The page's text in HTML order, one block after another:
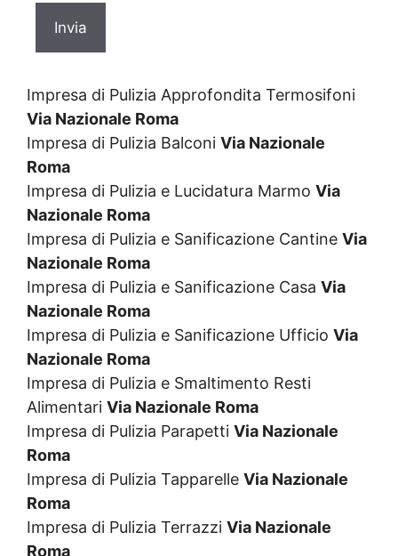
Impresa di Pulizia Approfondita Termosifoni
Via Nazionale Roma
Impresa di Pulizia Balconi Via Nazionale
Roma
Impresa di Pulizia e Lucidatura Marmo Via
Nazionale Roma
Impresa di Pulizia e Sanificazione Cantine Via
Nazionale Roma
Impresa di Pulizia e Sanificazione Casa Via
Nazionale Roma
Impresa di Pulizia e Sanificazione Ufficio Via
Nazionale Roma
Impresa di Pulizia e Smaltimento Resti
Alimentari Via Nazionale Roma
Impresa di Pulizia Parapetti Via Nazionale
Roma
Impresa di Pulizia Tapparelle Via Nazionale
Roma
Impresa di Pulizia Terrazzi Via Nazionale
Roma